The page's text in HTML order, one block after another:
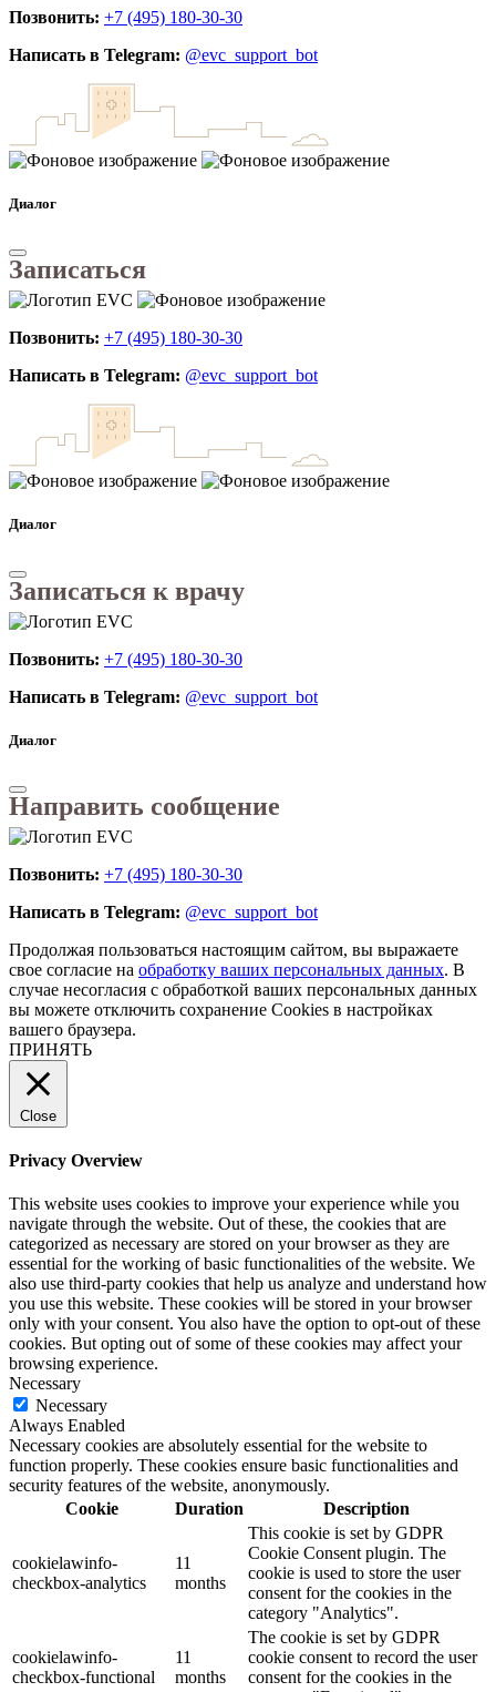
Позвонить: +7 (495) 180-30-30
Написать в Telegram: @evc_support_bot
Диалог
Записаться
Позвонить: +7 (495) 180-30-30
Написать в Telegram: @evc_support_bot
Диалог
Записаться к врачу
Позвонить: +7 (495) 180-30-30
Написать в Telegram: @evc_support_bot
Диалог
Направить сообщение
Позвонить: +7 (495) 180-30-30
Написать в Telegram: @evc_support_bot
Продолжая пользоваться настоящим сайтом, вы выражаете
свое согласие на обработку ваших персональных данных. В
случае несогласия с обработкой ваших персональных данных
вы можете отключить сохранение Cookies в настройках
вашего браузера.
ПРИНЯТЬ
Close
Privacy Overview
This website uses cookies to improve your experience while you
navigate through the website. Out of these, the cookies that are
categorized as necessary are stored on your browser as they are
essential for the working of basic functionalities of the website. We
also use third-party cookies that help us analyze and understand how
you use this website. These cookies will be stored in your browser
only with your consent. You also have the option to opt-out of these
cookies. But opting out of some of these cookies may affect your
browsing experience.
Necessary
Necessary
Always Enabled
Necessary cookies are absolutely essential for the website to
function properly. These cookies ensure basic functionalities and
security features of the website, anonymously.
Cookie
Duration Description
cookielawinfo-
checkbox-analytics
11
months
This cookie is set by GDPR
Cookie Consent plugin. The
cookie is used to store the user
consent for the cookies in the
category "Analytics".
cookielawinfo-
checkbox-functional
11
months
The cookie is set by GDPR
cookie consent to record the user
consent for the cookies in the